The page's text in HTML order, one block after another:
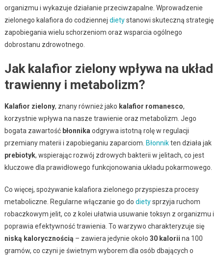
organizmu i wykazuje działanie przeciwzapalne. Wprowadzenie
zielonego kalafiora do codziennej dietystanowi skuteczną strategię
zapobiegania wielu schorzeniom oraz wsparcia ogólnego
dobrostanu zdrowotnego.
Jak kalafior zielony wpływa na układ
trawienny i metabolizm?
Kalafior zielony, znany również jako kalafior romanesco,
korzystnie wpływa na nasze trawienie oraz metabolizm. Jego
bogata zawartość błonnika odgrywa istotną rolę w regulacji
przemiany materii i zapobieganiu zaparciom. Błonnikten działa jak
prebiotyk, wspierając rozwój zdrowych bakterii w jelitach, co jest
kluczowe dla prawidłowego funkcjonowania układu pokarmowego.
Co więcej, spożywanie kalafiora zielonego przyspiesza procesy
metaboliczne. Regularne włączanie go do dietysprzyja ruchom
robaczkowym jelit, co z kolei ułatwia usuwanie toksyn z organizmu i
poprawia efektywność trawienia. To warzywo charakteryzuje się
niską kalorycznością – zawiera jedynie około 30 kalorii na 100
gramów, co czyni je świetnym wyborem dla osób dbających o